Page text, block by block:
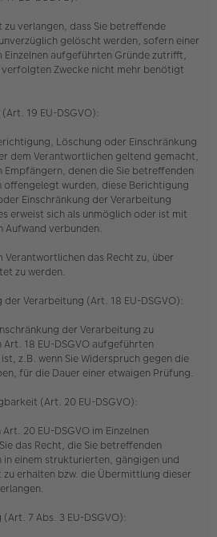
zu verlangen, dass Sie betreffende
gelöscht werden, sofern einer
Einzelnen aufgeführten Gründe zutrifft,
Zwecke nicht mehr benötigt
19 EU-DSGVO):
Löschung oder Einschränkung
dem Verantwortlichen geltend gemacht,
denen die Sie betreffenden
offengelegt wurden, diese Berichtigung
Einschränkung der Verarbeitung
erweist sich als unmöglich oder ist mit
Aufwand verbunden.
Verantwortlichen das Recht zu, über
zu werden.
Verarbeitung (Art. 18 EU-DSGVO):
der Verarbeitung zu
18 EU-DSGVO aufgeführten
z.B. wenn Sie Widerspruch gegen die
für die Dauer einer etwaigen Prüfung.
(Art. 20 EU-DSGVO):
20 EU-DSGVO im Einzelnen
das Recht, die Sie betreffenden
einem strukturierten, gängigen und
erhalten bzw. die Übermittlung dieser
7 Abs. 3 EU-DSGVO):